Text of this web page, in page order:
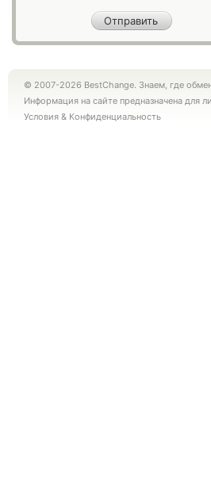
© 2007-2026 BestChange. Знаем, где
Информация на сайте предназначена для
Условия & Конфиденциальность